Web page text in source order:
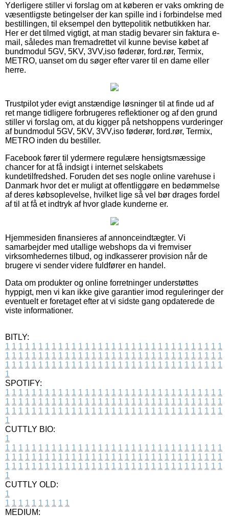
Yderligere stiller vi forslag om at køberen er vaks omkring de
væsentligste betingelser der kan spille ind i forbindelse med
bestillingen, til eksempel den byttepolitik netbutikken har.
Her er det tilmed vigtigt, at man stadig bevarer sin faktura e-
mail, således man fremadrettet vil kunne bevise købet af
bundmodul 5GV, 5KV, 3VV,iso føderør, ford.rør, Termix,
METRO, uanset om du søger efter varer til en dame eller
herre.
Trustpilot yder evigt anstændige løsninger til at finde ud af
ret mange tidligere forbrugeres reflektioner og af den grund
stiller vi forslag om, at du kigger på netshoppens vurderinger
af bundmodul 5GV, 5KV, 3VV,iso føderør, ford.rør, Termix,
METRO inden du bestiller.
Facebook fører til ydermere regulære hensigtsmæssige
chancer for at få indsigt i internet selskabets
kundetilfredshed. Foruden det ses nogle online varehuse i
Danmark hvor det er muligt at offentliggøre en bedømmelse
af deres købsoplevelse, hvilket lige så vel bør drages fordel
af til at få et indtryk af hvor glade kunderne er.
Hjemmesiden finansieres af annonceindtægter. Vi
samarbejder med utallige webshops da vi fremviser
virksomhedernes tilbud, og indkasserer provision når de
brugere vi sender videre fuldfører en handel.
Data om produkter og online forretninger understøttes
hyppigt, men vi kan ikke give garantier imod reguleringer der
eventuelt er foretaget efter at vi sidste gang opdaterede de
viste informationer.
BITLY:
1 1 1 1 1 1 1 1 1 1 1 1 1 1 1 1 1 1 1 1 1 1 1 1 1 1 1 1 1 1 1 1 1
1 1 1 1 1 1 1 1 1 1 1 1 1 1 1 1 1 1 1 1 1 1 1 1 1 1 1 1 1 1 1 1 1
1 1 1 1 1 1 1 1 1 1 1 1 1 1 1 1 1 1 1 1 1 1 1 1 1 1 1 1 1 1 1 1 1
1
SPOTIFY:
1 1 1 1 1 1 1 1 1 1 1 1 1 1 1 1 1 1 1 1 1 1 1 1 1 1 1 1 1 1 1 1 1
1 1 1 1 1 1 1 1 1 1 1 1 1 1 1 1 1 1 1 1 1 1 1 1 1 1 1 1 1 1 1 1 1
1 1 1 1 1 1 1 1 1 1 1 1 1 1 1 1 1 1 1 1 1 1 1 1 1 1 1 1 1 1 1 1 1
1
CUTTLY BIO:
1
1 1 1 1 1 1 1 1 1 1 1 1 1 1 1 1 1 1 1 1 1 1 1 1 1 1 1 1 1 1 1 1 1
1 1 1 1 1 1 1 1 1 1 1 1 1 1 1 1 1 1 1 1 1 1 1 1 1 1 1 1 1 1 1 1 1
1 1 1 1 1 1 1 1 1 1 1 1 1 1 1 1 1 1 1 1 1 1 1 1 1 1 1 1 1 1 1 1 1
1
CUTTLY OLD:
1
1 1 1 1 1 1 1 1 1 1
MEDIUM: